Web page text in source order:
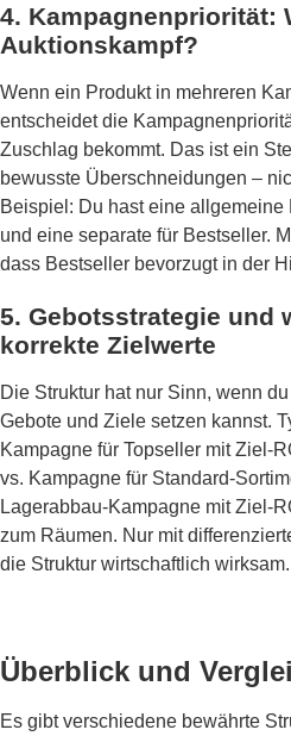
4. Kampagnenpriorität:
Auktionskampf?
Wenn ein Produkt in mehreren
entscheidet die
Zuschlag bekommt. Das ist ein
bewusste Überschneidungen –
Beispiel: Du hast eine
und eine separate für Bestseller.
dass Bestseller bevorzugt in der
5. Gebotsstrategie und
korrekte Zielwerte
Die Struktur hat nur Sinn, wenn
Gebote und Ziele setzen kannst.
Kampagne für Topseller mit Ziel-
vs. Kampagne für Standard-
Lagerabbau-Kampagne mit Ziel-
zum Räumen. Nur mit
die Struktur wirtschaftlich wirksam.
Überblick und
Es gibt verschiedene bewährte